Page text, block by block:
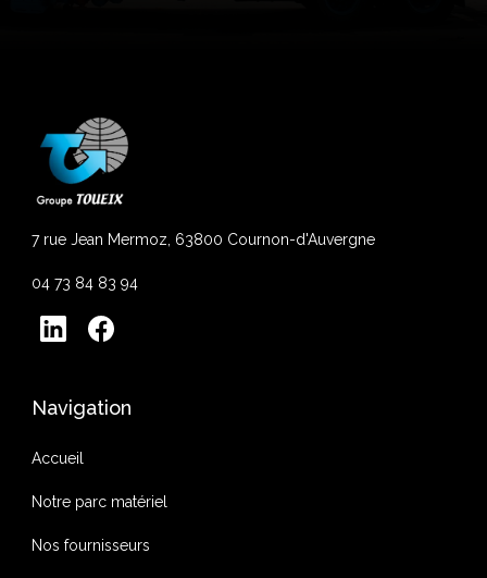
7 rue Jean Mermoz, 63800 Cournon-d'Auvergne
04 73 84 83 94
Navigation
Accueil
Notre parc matériel
Nos fournisseurs